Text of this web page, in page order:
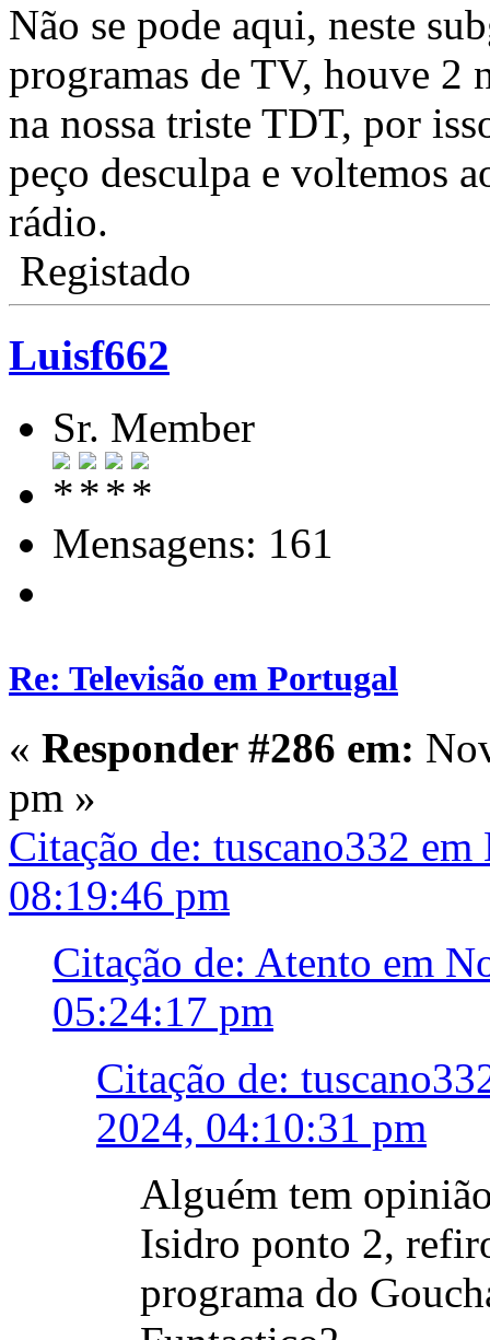
Não se pode aqui, neste
programas de TV, houve 2
na nossa triste TDT, por
peço desculpa e voltemos
rádio.
Registado
Luisf662
Sr. Member
Mensagens: 161
Re: Televisão em Portugal
« Responder #286 em:
pm »
Citação de: tuscano332
08:19:46 pm
Citação de: Atento em
05:24:17 pm
Citação de:
2024, 04:10:31 pm
Alguém tem
Isidro ponto 2,
programa do